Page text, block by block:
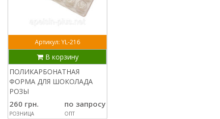
Артикул: YL-216
В корзину
ПОЛИКАРБОНАТНАЯ
ФОРМА ДЛЯ ШОКОЛАДА
РОЗЫ
260 грн.
РОЗНИЦА
по запросу
ОПТ